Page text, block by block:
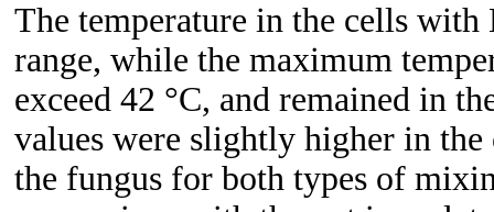
The temperature in the cells
range, while the maximum
exceed 42 °C, and remained in
values were slightly higher in
the fungus for both types of